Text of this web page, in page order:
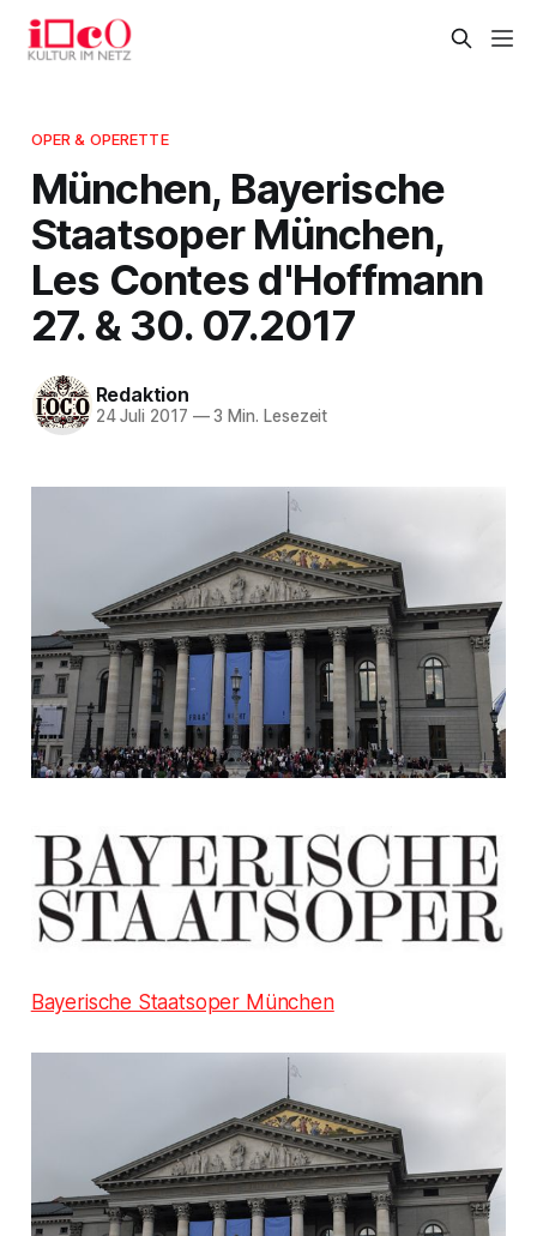
OPER & OPERETTE
München, Bayerische
Staatsoper München,
Les Contes d'Hoffmann
27. & 30. 07.2017
Redaktion
24 Juli 2017 —3 Min. Lesezeit
Bayerische Staatsoper München